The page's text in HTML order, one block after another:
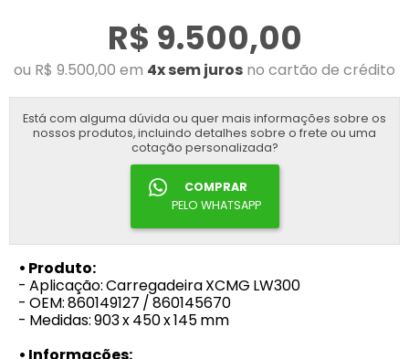
R$ 9.500,00
ou R$ 9.500,00 em 4x sem juros no cartão de crédito
Está com alguma dúvida ou quer mais informações sobre os
nossos produtos, incluindo detalhes sobre o frete ou uma
cotação personalizada?
COMPRAR
PELO WHATSAPP
• Produto:
- Aplicação: Carregadeira XCMG LW300
- OEM: 860149127 / 860145670
- Medidas: 903 x 450 x 145 mm